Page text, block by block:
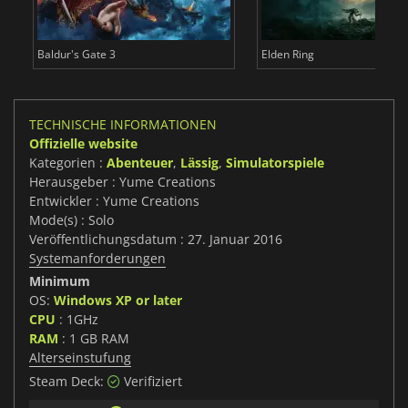
Baldur's Gate 3 Elden Ring
TECHNISCHE INFORMATIONEN
Offizielle website
Kategorien : Abenteuer, Lässig, Simulatorspiele
Herausgeber : Yume Creations
Entwickler : Yume Creations
Mode(s) : Solo
Veröffentlichungsdatum : 27. Januar 2016
Systemanforderungen
Minimum
OS: Windows XP or later
CPU : 1GHz
RAM : 1 GB RAM
Alterseinstufung
Steam Deck:
Verifiziert